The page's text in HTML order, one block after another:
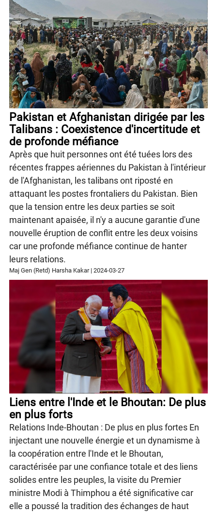
Pakistan et Afghanistan dirigée par les
Talibans : Coexistence d'incertitude et
de profonde méfiance
Après que huit personnes ont été tuées lors des
récentes frappes aériennes du Pakistan à l'intérieur
de l'Afghanistan, les talibans ont riposté en
attaquant les postes frontaliers du Pakistan. Bien
que la tension entre les deux parties se soit
maintenant apaisée, il n'y a aucune garantie d'une
nouvelle éruption de conflit entre les deux voisins
car une profonde méfiance continue de hanter
leurs relations.
Maj Gen (Retd) Harsha Kakar|2024-03-27
Liens entre l'Inde et le Bhoutan: De plus
en plus forts
Relations Inde-Bhoutan : De plus en plus fortes En
injectant une nouvelle énergie et un dynamisme à
la coopération entre l'Inde et le Bhoutan,
caractérisée par une confiance totale et des liens
solides entre les peuples, la visite du Premier
ministre Modi à Thimphou a été significative car
elle a poussé la tradition des échanges de haut